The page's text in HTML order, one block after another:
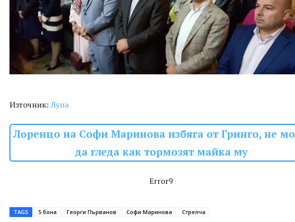
Източник:Лупа
Лоренцо на Софи Маринова избяга от Гринго, не
да гледа как тормозят майка му
Error9
TAGS 5 бона Георги Първанов Софи Маринова Стрелча